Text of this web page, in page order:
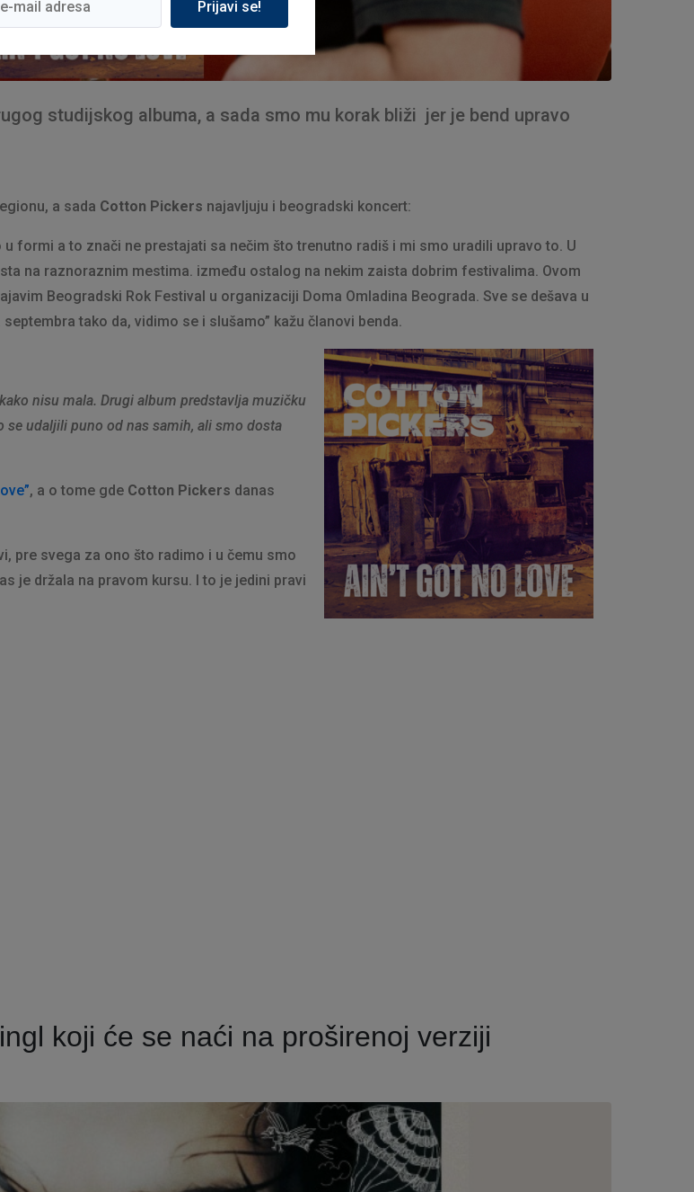
studijskog albuma, a sada smo mu korak bliži jer je bend upravo
a sada Cotton Pickers najavljuju i beogradski koncert:
formi a to znači ne prestajati sa nečim što trenutno radiš i mi smo uradili upravo to. U
na raznoraznim mestima. između ostalog na nekim zaista dobrim festivalima. Ovom
Beogradski Rok Festival u organizaciji Doma Omladina Beograda. Sve se dešava u
tako da, vidimo se i slušamo” kažu članovi benda.
nisu mala. Drugi album predstavlja muzičku
se udaljili puno od nas samih, ali smo dosta
, a o tome gde Cotton Pickers danas
pre svega za ono što radimo i u čemu smo
je držala na pravom kursu. I to je jedini pravi
koji će se naći na proširenoj verziji
Prijavi se!